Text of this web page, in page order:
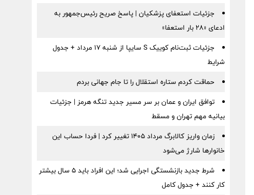
جزئیات استعفای پزشکیان | پاسخ صریح رئیس‌جمهور به
ادعای «۲۸ بار استعفا»
جزئیات ثبت‌نام کوییک S سایپا از شنبه ۱۷ مرداد + جدول
شرایط
حماقت کردم ستاره استقلال را تا جام جهانی بردم
توافق ایران و عمان بر سر مسیر جدید تنگه هرمز | جزئیات
بیانیه مهم تهران و مسقط
زمان واریز کالابرگ مرداد ۱۴۰۵ تغییر کرد | فردا حساب این
خانوارها شارژ می‌شود
شرط جدید بازنشستگی اجرایی شد؛ این افراد باید ۵ سال بیشتر
کار کنند + جدول کامل